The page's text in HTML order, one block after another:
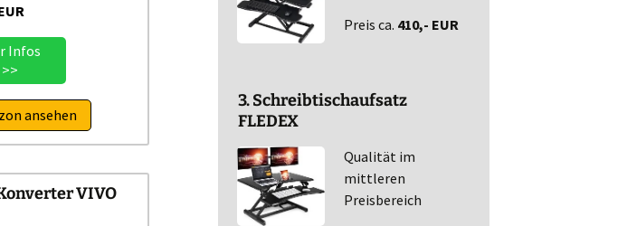
Infos
>>
ansehen
VIVO
Preis ca. 410,- EUR
3. Schreibtischaufsatz
FLEDEX
Qualität im
mittleren
Preisbereich